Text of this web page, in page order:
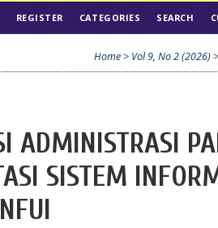
REGISTER CATEGORIES SEARCH
Home > Vol 9, No 2 (2026)
ADMINISTRASI
SISTEM